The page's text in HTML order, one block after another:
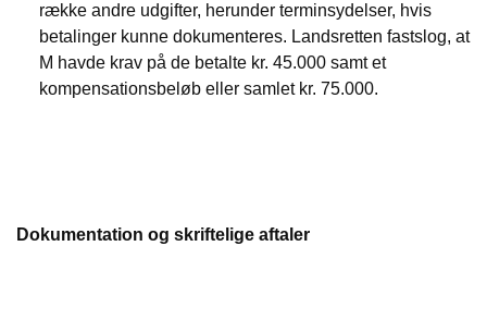
række andre udgifter, herunder terminsydelser, hvis
betalinger kunne dokumenteres. Landsretten fastslog, at
M havde krav på de betalte kr. 45.000 samt et
kompensationsbeløb eller samlet kr. 75.000.
Dokumentation og skriftelige aftaler